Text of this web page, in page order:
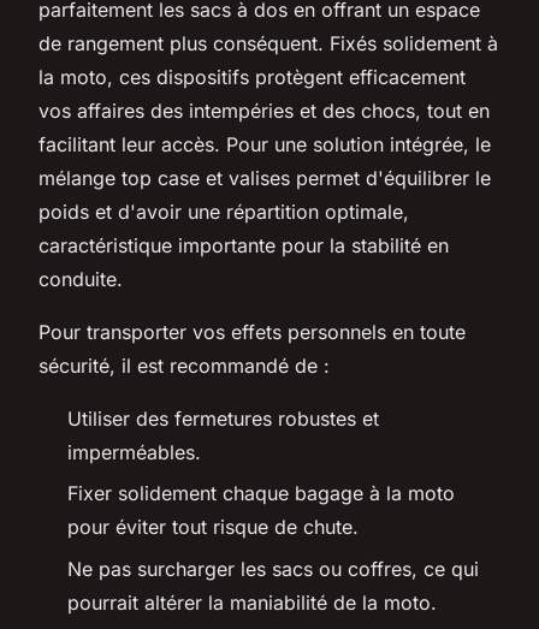
parfaitement les sacs à dos en offrant un espace
de rangement plus conséquent. Fixés solidement à
la moto, ces dispositifs protègent efficacement
vos affaires des intempéries et des chocs, tout en
facilitant leur accès. Pour une solution intégrée, le
mélange top case et valises permet d'équilibrer le
poids et d'avoir une répartition optimale,
caractéristique importante pour la stabilité en
conduite.
Pour transporter vos effets personnels en toute
sécurité, il est recommandé de :
Utiliser des fermetures robustes et
imperméables.
Fixer solidement chaque bagage à la moto
pour éviter tout risque de chute.
Ne pas surcharger les sacs ou coffres, ce qui
pourrait altérer la maniabilité de la moto.